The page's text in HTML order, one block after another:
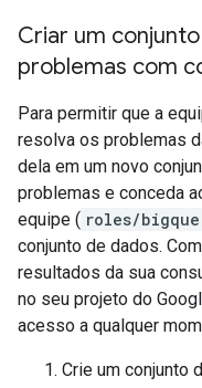
Criar um
problemas com
Para permitir que a
resolva os problemas
dela em um novo
problemas e conceda
equipe ( roles/
conjunto de dados.
resultados da sua
no seu projeto do
acesso a qualquer
Crie um conjunto